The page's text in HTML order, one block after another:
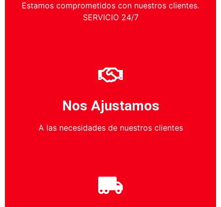
Estamos comprometidos con nuestros clientes.
SERVICIO 24/7
Nos Ajustamos
A las necesidades de nuestros clientes